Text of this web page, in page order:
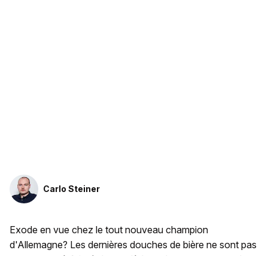
Carlo Steiner
Exode en vue chez le tout nouveau champion
d'Allemagne? Les dernières douches de bière ne sont pas